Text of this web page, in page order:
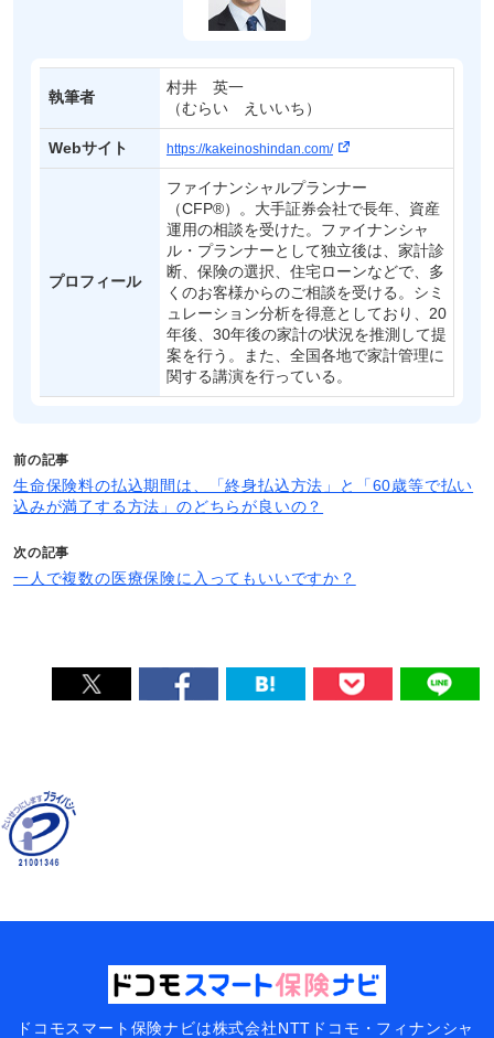
執筆者
村井 英一
（むらい えいいち）
Webサイト https://kakeinoshindan.com/
プロフィール
ファイナンシャルプランナー
（CFP®）。大手証券会社で長年、資産
運用の相談を受けた。ファイナンシャ
ル・プランナーとして独立後は、家計診
断、保険の選択、住宅ローンなどで、多
くのお客様からのご相談を受ける。シミ
ュレーション分析を得意としており、20
年後、30年後の家計の状況を推測して提
案を行う。また、全国各地で家計管理に
関する講演を行っている。
前の記事
生命保険料の払込期間は、「終身払込方法」と「60歳等で払い
込みが満了する方法」のどちらが良いの？
次の記事
一人で複数の医療保険に入ってもいいですか？
ドコモスマート保険ナビは株式会社NTTドコモ・フィナンシャ